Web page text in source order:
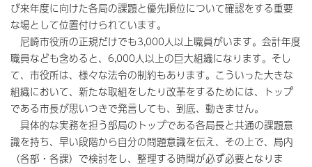
び来年度に向けた各局の課題と優先順位について確認をする重要
な場として位置付けられています。
尼崎市役所の正規だけでも3,000人以上職員がいます。会計年度
職員なども含めると、6,000人以上の巨大組織になります。そし
て、市役所は、様々な法令の制約もあります。こういった大きな
組織において、新たな取組をしたり改革をするためには、トップ
である市長が思いつきで発言しても、到底、動きません。
具体的な実務を担う部局のトップである各局長と共通の課題意
識を持ち、早い段階から自分の問題意識を伝え、その上で、局内
（各部・各課）で検討をし、整理する時間が必ず必要となりま